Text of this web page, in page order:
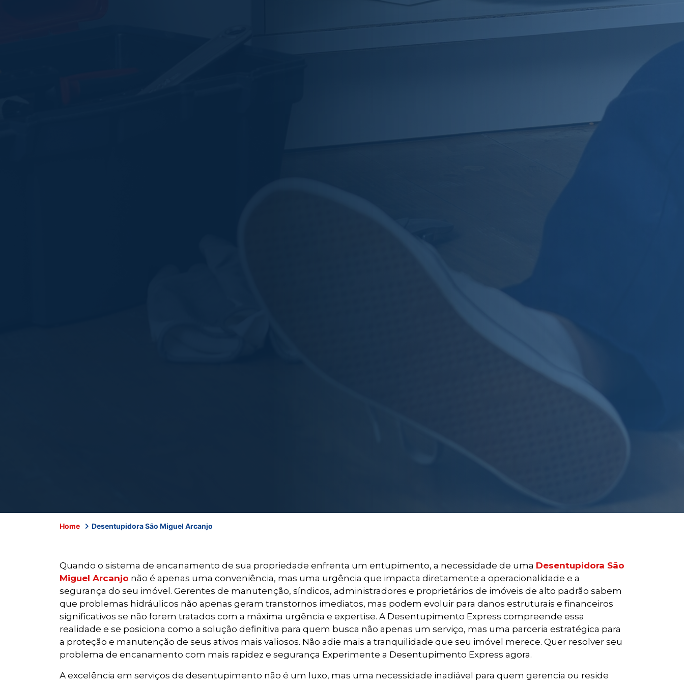
Home Desentupidora São Miguel Arcanjo
Quando o sistema de encanamento de sua propriedade enfrenta um entupimento, a necessidade de uma Desentupidora São
Miguel Arcanjo não é apenas uma conveniência, mas uma urgência que impacta diretamente a operacionalidade e a
segurança do seu imóvel. Gerentes de manutenção, síndicos, administradores e proprietários de imóveis de alto padrão sabem
que problemas hidráulicos não apenas geram transtornos imediatos, mas podem evoluir para danos estruturais e financeiros
significativos se não forem tratados com a máxima urgência e expertise. A Desentupimento Express compreende essa
realidade e se posiciona como a solução definitiva para quem busca não apenas um serviço, mas uma parceria estratégica para
a proteção e manutenção de seus ativos mais valiosos. Não adie mais a tranquilidade que seu imóvel merece. Quer resolver seu
problema de encanamento com mais rapidez e segurança Experimente a Desentupimento Express agora.
A excelência em serviços de desentupimento não é um luxo, mas uma necessidade inadiável para quem gerencia ou reside